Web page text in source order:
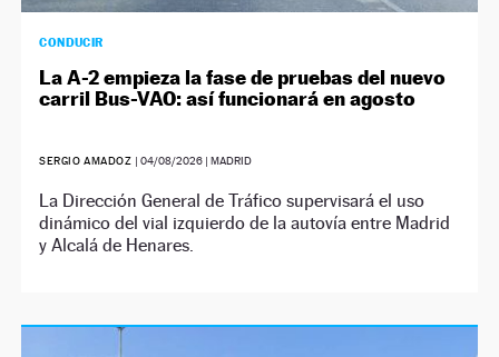
CONDUCIR
La A-2 empieza la fase de pruebas del nuevo
carril Bus-VAO: así funcionará en agosto
SERGIO AMADOZ | 04/08/2026| MADRID
La Dirección General de Tráfico supervisará el uso
dinámico del vial izquierdo de la autovía entre Madrid
y Alcalá de Henares.